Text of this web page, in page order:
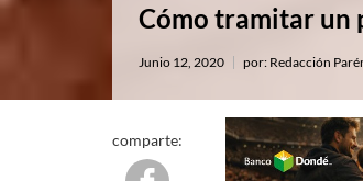
Cómo tramitar un
Junio 12, 2020 por: Redacción
comparte: